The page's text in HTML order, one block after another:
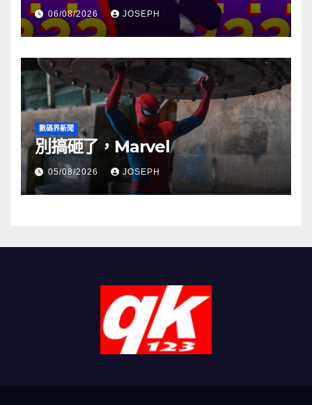
06/08/2026 JOSEPH
數碼界新聞
別搞砸了，Marvel
05/08/2026 JOSEPH